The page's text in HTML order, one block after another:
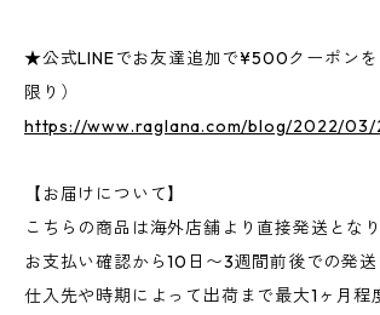
★公式LINEでお友達追加で¥500クーポンを
限り）
https://www.raglana.com/blog/2022/03/
【お届けについて】
こちらの商品は海外店舗より直接発送となり
お支払い確認から10日〜3週間前後での発送
仕入先や時期によって出荷まで最大1ヶ月程